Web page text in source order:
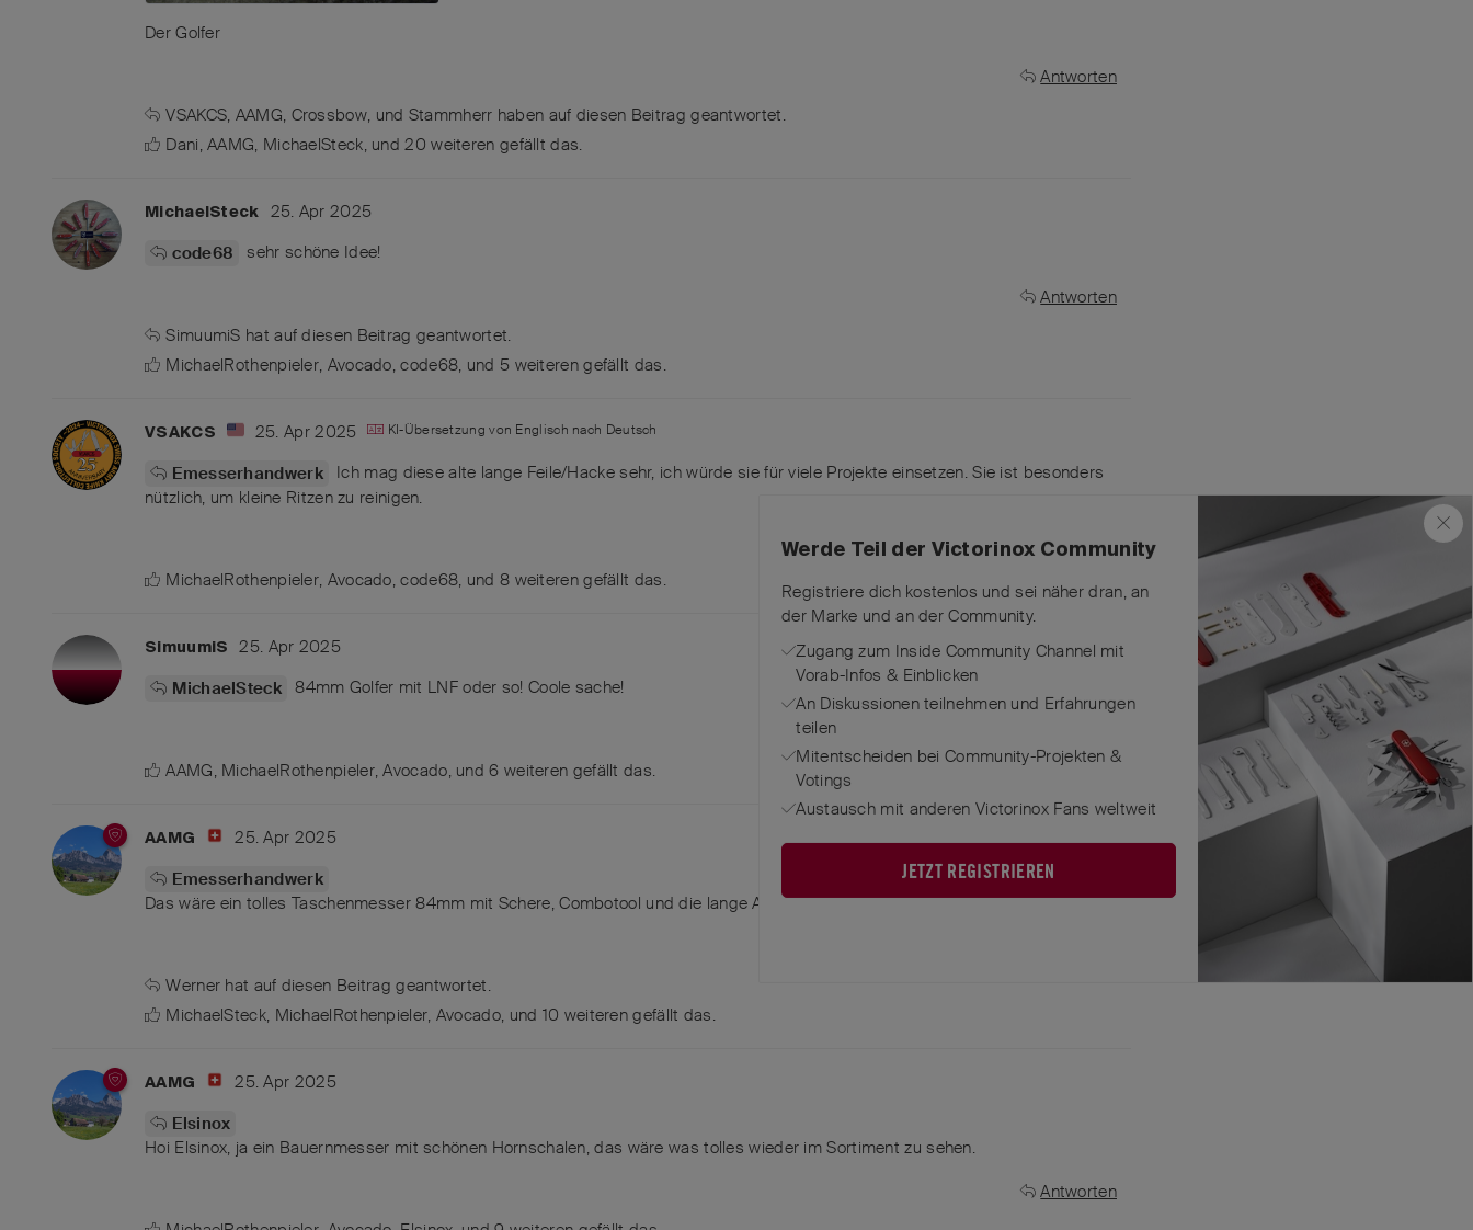
Der Golfer
Antworten
VSAKCS, AAMG, Crossbow, und Stammherr haben auf diesen Beitrag geantwortet.
Dani,AAMG, MichaelSteck, und20 weiteren gefällt das.
MichaelSteck
25. Apr 2025
code68
sehr schöne Idee!
Antworten
SimuumiS hat auf diesen Beitrag geantwortet.
MichaelRothenpieler, Avocado,code68, und 5 weiterengefällt das.
VSAKCS 25. Apr 2025 KI-Übersetzung von Englisch nach Deutsch
Emesserhandwerk
Ich mag diese alte lange Feile/Hacke sehr, ich würde sie für viele Projekte einsetzen. Sie ist besonders
nützlich, um kleine Ritzen zu reinigen.
Antworten
MichaelRothenpieler, Avocado,code68, und 8 weiterengefällt das.
SimuumiS
25. Apr 2025
MichaelSteck
84mm Golfer mit LNF oder so! Coole sache!
AAMG, MichaelRothenpieler,Avocado, und6 weiteren gefällt das.
AAMG
25. Apr 2025
Emesserhandwerk
Das wäre ein tolles Taschenmesser 84mm mit Schere, Combotool und die lange Ahle auf der Rückseite.
Werner hat auf diesen Beitrag geantwortet.
MichaelSteck, MichaelRothenpieler, Avocado, und 10 weiteren gefällt das.
AAMG
25. Apr 2025
Elsinox
Hoi Elsinox, ja ein Bauernmesser mit schönen Hornschalen, das wäre was tolles wieder im Sortiment zu sehen.
Antworten
Werde Teil der Victorinox Community
Registriere dich kostenlos und sei näher dran, an
der Marke und an der Community.
Zugang zum Inside Community Channel mit
Vorab-Infos & Einblicken
An Diskussionen teilnehmen und Erfahrungen
teilen
Mitentscheiden bei Community-Projekten &
Votings
Austausch mit anderen Victorinox Fans weltweit
JETZT REGISTRIEREN